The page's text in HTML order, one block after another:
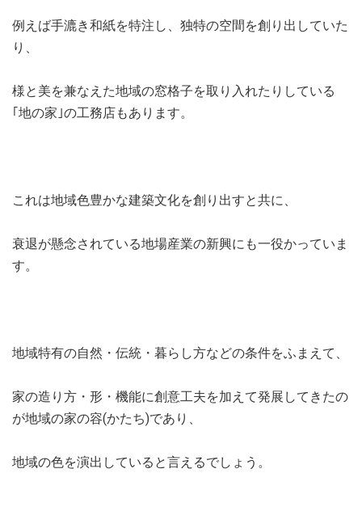
例えば手漉き和紙を特注し、独特の空間を創り出していた
り、
様と美を兼なえた地域の窓格子を取り入れたりしている
｢地の家｣の工務店もあります。
これは地域色豊かな建築文化を創り出すと共に、
衰退が懸念されている地場産業の新興にも一役かっていま
す。
地域特有の自然・伝統・暮らし方などの条件をふまえて、
家の造り方・形・機能に創意工夫を加えて発展してきたの
が地域の家の容(かたち)であり、
地域の色を演出していると言えるでしょう。